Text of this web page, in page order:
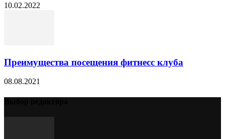
10.02.2022
Преимущества посещения фитнесс клуба
08.08.2021